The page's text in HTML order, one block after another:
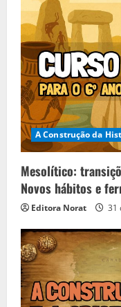
e
R
e
a
d
i
n
g
A Construção da
Mesolítico:
Novos hábitos e
Editora Norat 31